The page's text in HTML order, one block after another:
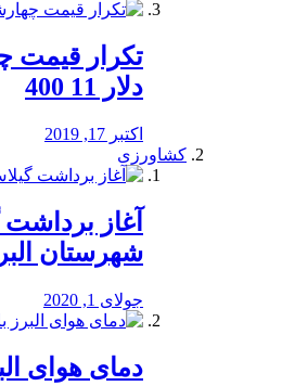
تکرار قیمت
دلار 11 400
اکتبر 17, 2019
کشاورزی
آغاز
شهرستان
جولای 1, 2020
دمای هوای